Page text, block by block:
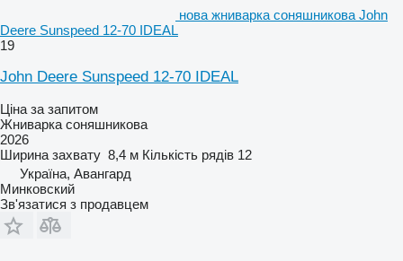
нова жниварка соняшникова John
Deere Sunspeed 12-70 IDEAL
19
John Deere Sunspeed 12-70 IDEAL
Ціна за запитом
Жниварка соняшникова
2026
Ширина захвату 8,4 м Кількість рядів 12
Україна, Авангард
Минковский
Зв'язатися з продавцем